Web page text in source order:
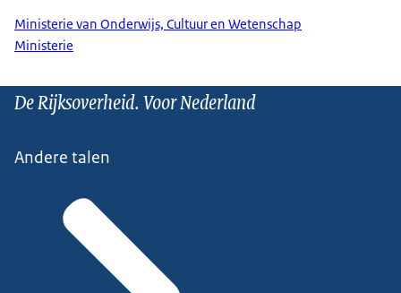
Ministerie van Onderwijs, Cultuur en Wetenschap
Ministerie
De Rijksoverheid. Voor Nederland
Andere talen